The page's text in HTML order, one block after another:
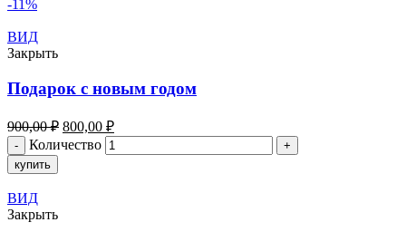
-11%
ВИД
Закрыть
Подарок с новым годом
900,00₽ 800,00 ₽
Количество
купить
ВИД
Закрыть